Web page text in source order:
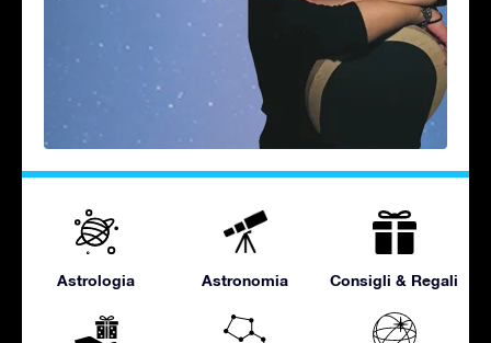
Astrologia Astronomia Consigli & Regali